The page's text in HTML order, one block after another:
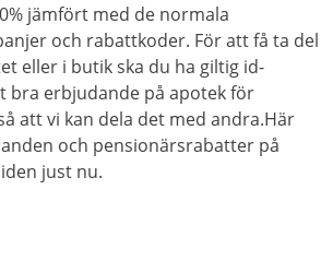
jämfört med de normala
och rabattkoder. För att få ta del
eller i butik ska du ha giltig id-
bra erbjudande på apotek för
att vi kan dela det med andra.Här
och pensionärsrabatter på
just nu.